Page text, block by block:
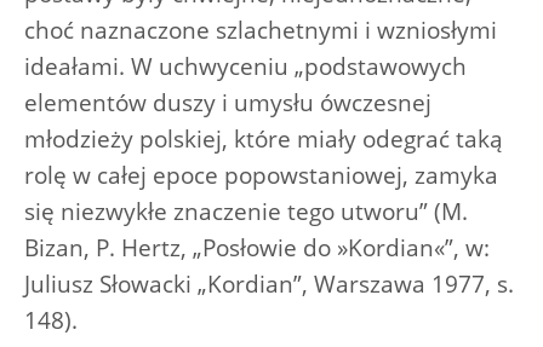
choć naznaczone szlachetnymi i wzniosłymi
ideałami. W uchwyceniu „podstawowych
elementów duszy i umysłu ówczesnej
młodzieży polskiej, które miały odegrać taką
rolę w całej epoce popowstaniowej, zamyka
się niezwykłe znaczenie tego utworu” (M.
Bizan, P. Hertz, „Posłowie do »Kordian«”, w:
Juliusz Słowacki „Kordian”, Warszawa 1977, s.
148).